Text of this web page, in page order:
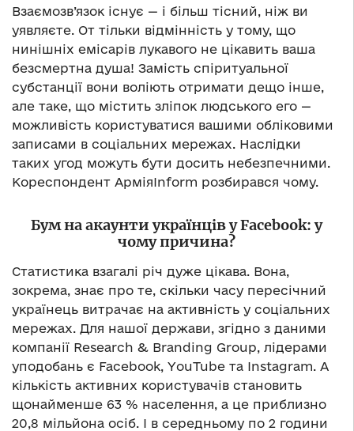
Взаємозв’язок існує — і більш тісний, ніж ви
уявляєте. От тільки відмінність у тому, що
нинішніх емісарів лукавого не цікавить ваша
безсмертна душа! Замість спіритуальної
субстанції вони воліють отримати дещо інше,
але таке, що містить зліпок людського его —
можливість користуватися вашими обліковими
записами в соціальних мережах. Наслідки
таких угод можуть бути досить небезпечними.
Кореспондент АрміяInform розбирався чому.
Бум на акаунти українців у Facebook: у
чому причина?
Статистика взагалі річ дуже цікава. Вона,
зокрема, знає про те, скільки часу пересічний
українець витрачає на активність у соціальних
мережах. Для нашої держави, згідно з даними
компанії Research & Branding Group, лідерами
уподобань є Facebook, YouTube та Instagram. А
кількість активних користувачів становить
щонайменше 63 % населення, а це приблизно
20,8 мільйона осіб. І в середньому по 2 години